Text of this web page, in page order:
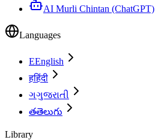
AI Murli Chintan (ChatGPT)
Languages
EEnglish
हहिंदी
ગગુજરાતી
తతెలుగు
Library